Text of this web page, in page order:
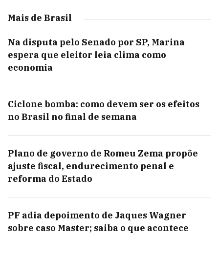
Mais de Brasil
Na disputa pelo Senado por SP, Marina
espera que eleitor leia clima como
economia
Ciclone bomba: como devem ser os efeitos
no Brasil no final de semana
Plano de governo de Romeu Zema propõe
ajuste fiscal, endurecimento penal e
reforma do Estado
PF adia depoimento de Jaques Wagner
sobre caso Master; saiba o que acontece